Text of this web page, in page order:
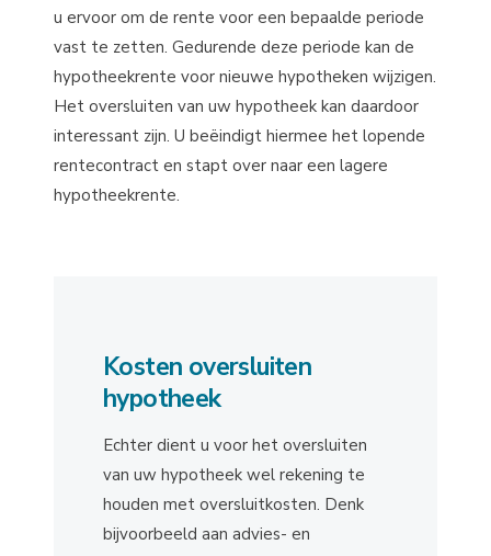
u ervoor om de rente voor een bepaalde periode
vast te zetten. Gedurende deze periode kan de
hypotheekrente voor nieuwe hypotheken wijzigen.
Het oversluiten van uw hypotheek kan daardoor
interessant zijn. U beëindigt hiermee het lopende
rentecontract en stapt over naar een lagere
hypotheekrente.
Kosten oversluiten
hypotheek
Echter dient u voor het oversluiten
van uw hypotheek wel rekening te
houden met oversluitkosten. Denk
bijvoorbeeld aan advies- en